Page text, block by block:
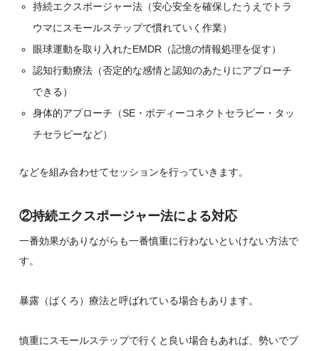
持続エクスポージャー法（安心安全を確保したうえでトラ
ウマにスモールステップで慣れていく作業）
眼球運動を取り入れたEMDR（記憶の情報処理を促す）
認知行動療法（否定的な感情と認知のあたりにアプローチ
できる）
身体的アプローチ（SE・ボディーコネクトセラピー・タッ
チセラピーなど）
などを組み合わせてセッションを行っていきます。
②持続エクスポージャー法による対応
一番効果がありながらも一番慎重に行わないといけない方法で
す。
暴露（ばくろ）療法と呼ばれている場合もあります。
慎重にスモールステップで行くと良い場合もあれば、勢いでブ